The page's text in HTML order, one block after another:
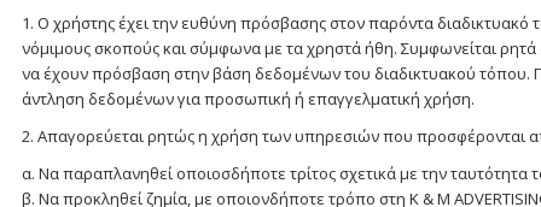
1. Ο χρήστης έχει την ευθύνη πρόσβασης στον παρόντα διαδικτυακό
νόμιμους σκοπούς και σύμφωνα με τα χρηστά ήθη. Συμφωνείται ρητά
να έχουν πρόσβαση στην βάση δεδομένων του διαδικτυακού τόπου.
άντληση δεδομένων για προσωπική ή επαγγελματική χρήση.
2. Απαγορεύεται ρητώς η χρήση των υπηρεσιών που προσφέρονται
α. Να παραπλανηθεί οποιοσδήποτε τρίτος σχετικά με την ταυτότητα
β. Να προκληθεί ζημία, με οποιονδήποτε τρόπο στη K & M